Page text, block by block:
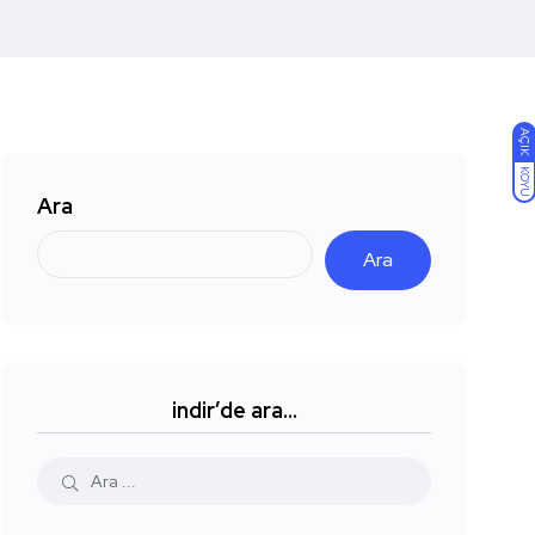
AÇIK
KOYU
Ara
Ara
indir’de ara…